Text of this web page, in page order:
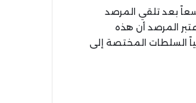
بعد تلقي المرصد
المرصد أن هذه
السلطات المختصة إلى